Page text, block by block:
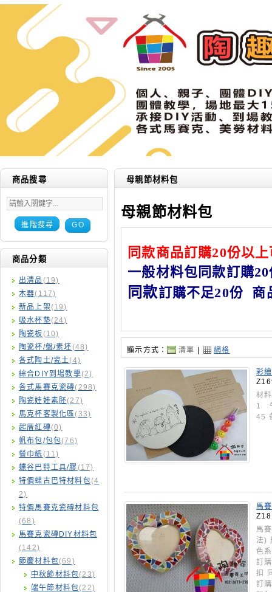
商品搜尋
進階搜尋 GO
商品分類
出清品 (19)
木器(117)
新品上架(19)
吸水杯墊(24)
陶瓷板 (10)
陶瓷杯/盤/素坯(48)
各式陶土/瓷土(4)
綜合DIY到場教學(2)
各式馬賽克瓷磚(298)
陶瓷娃娃素胚(27)
馬克杯客製化區(33)
起厝紅磚(0)
帆布包/包包(76)
餐巾紙(11)
蝶谷巴特工具/膠(17)
特價蝶古巴特材料包(4
2)
特價馬賽克瓷磚材料包
(68)
馬賽克瓷磚DIY材料包
(142)
節慶材料包(69)
中秋節材料包(23)
端午節材料包(22)
母親節材料包
母親節材料包
同款商品訂購20份以
一般材料包同款訂購
同款訂購不足20份 商
顯示方式： 清單 網格
彩
材
1
45
馬
馬
法)
色
訂
扣
訂